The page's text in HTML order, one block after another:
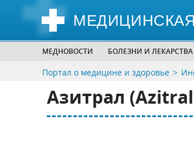
МЕДНОВОСТИ БОЛЕЗНИ И ЛЕКАРСТВА
Портал о медицине и здоровье
Азитрал